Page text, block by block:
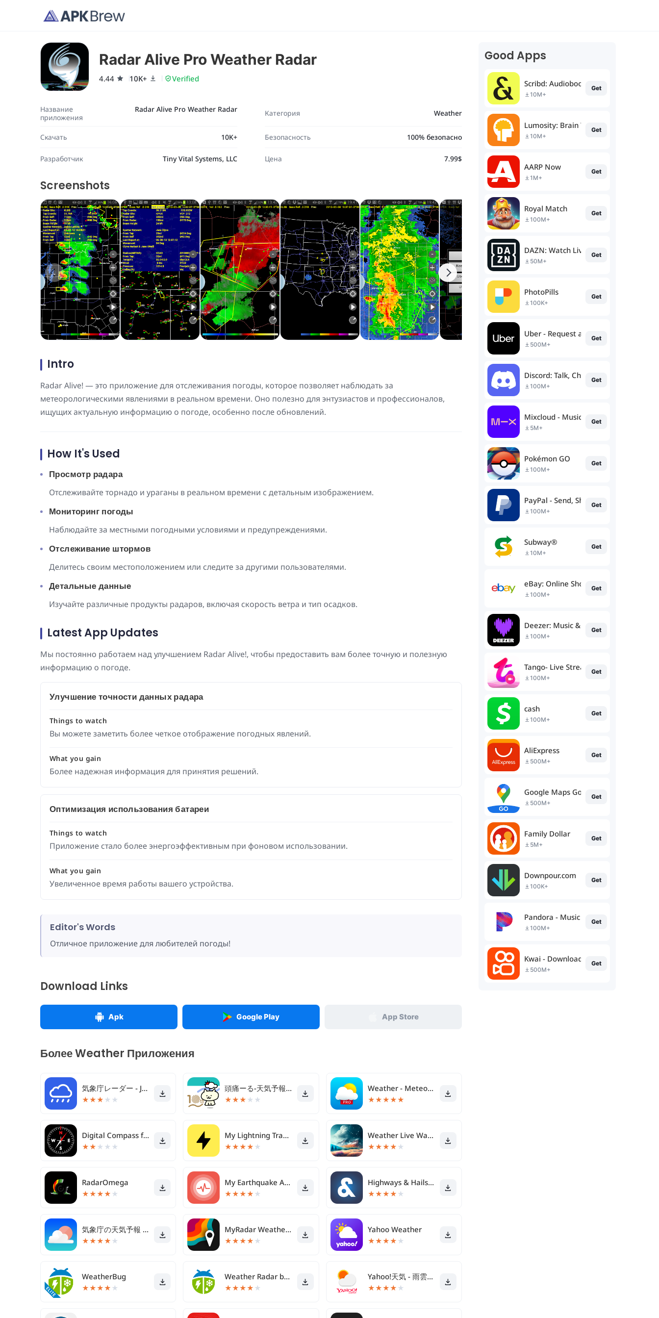
Radar Alive Pro Weather Radar
4.44 10K+ Verified
Название
приложения
Radar Alive Pro Weather Radar Категория Weather
Скачать 10K+ Безопасность 100% безопасно
Разработчик Tiny Vital Systems, LLC Цена 7.99$
Screenshots
Intro
Radar Alive! — это приложение для отслеживания погоды, которое позволяет наблюдать за
метеорологическими явлениями в реальном времени. Оно полезно для энтузиастов и профессионалов,
ищущих актуальную информацию о погоде, особенно после обновлений.
How It's Used
Просмотр радара
Отслеживайте торнадо и ураганы в реальном времени с детальным изображением.
Мониторинг погоды
Наблюдайте за местными погодными условиями и предупреждениями.
Отслеживание штормов
Делитесь своим местоположением или следите за другими пользователями.
Детальные данные
Изучайте различные продукты радаров, включая скорость ветра и тип осадков.
Latest App Updates
Мы постоянно работаем над улучшением Radar Alive!, чтобы предоставить вам более точную и полезную
информацию о погоде.
Улучшение точности данных радара
Things to watch
Вы можете заметить более четкое отображение погодных явлений.
What you gain
Более надежная информация для принятия решений.
Оптимизация использования батареи
Things to watch
Приложение стало более энергоэффективным при фоновом использовании.
What you gain
Увеличенное время работы вашего устройства.
Editor's Words
Отличное приложение для любителей погоды!
Download Links
Apk Google Play App Store
Более Weather Приложения
気象庁レーダー - JMA ききくる 天気 weather
★★★ ★ ★
頭痛ーる-天気予報で体調管理
★★★ ★ ★
Weather - Meteored Pro News
★★★★★
Digital Compass for Android
★★ ★ ★ ★
My Lightning Tracker Pro
★★★★ ★
Weather Live Wallpapers
★★★★ ★
RadarOmega
★★★★ ★
My Earthquake Alerts Pro
★★★★ ★
Highways & Hailstones
★★★★ ★
気象庁の天気予報 天気アプリ
★★★★ ★
MyRadar Weather Radar
★★★★ ★
Yahoo Weather
★★★★ ★
WeatherBug
★★★★ ★
Weather Radar by WeatherBug
★★★★ ★
Yahoo!天気 - 雨雲や台風の接近がわかる天気予報アプリ
★★★★ ★
Good Apps
Scribd: Audiobooks & Ebooks
10M+
Get
Lumosity: Brain Training
10M+
Get
AARP Now
1M+
Get
Royal Match
100M+
Get
DAZN: Watch Live Sports
50M+
Get
PhotoPills
100K+
Get
Uber - Request a ride
500M+
Get
Discord: Talk, Chat & Hang Out
100M+
Get
Mixcloud - Music, Mixes & Live
5M+
Get
Pokémon GO
100M+
Get
PayPal - Send, Shop, Manage
100M+
Get
Subway®
10M+
Get
eBay: Online Shopping Deals
100M+
Get
Deezer: Music & Podcast Player
100M+
Get
Tango- Live Stream, Video Chat
100M+
Get
cash
100M+
Get
AliExpress
500M+
Get
Google Maps Go
500M+
Get
Family Dollar
5M+
Get
Downpour.com
100K+
Get
Pandora - Music & Podcasts
100M+
Get
Kwai - Download & Share Video
500M+
Get